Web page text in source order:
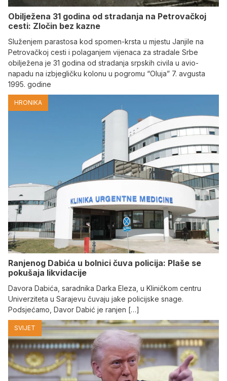
Obilježena 31 godina od stradanja na Petrovačkoj
cesti: Zločin bez kazne
Služenjem parastosa kod spomen-krsta u mjestu Janjile na
Petrovačkoj cesti i polaganjem vijenaca za stradale Srbe
obilježena je 31 godina od stradanja srpskih civila u avio-
napadu na izbjegličku kolonu u pogromu “Oluja” 7. avgusta
1995. godine
HRONIKA
Ranjenog Dabića u bolnici čuva policija: Plaše se
pokušaja likvidacije
Davora Dabića, saradnika Darka Eleza, u Kliničkom centru
Univerziteta u Sarajevu čuvaju jake policijske snage.
Podsjećamo, Davor Dabić je ranjen […]
SVIJET